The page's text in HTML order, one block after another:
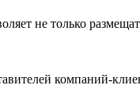
не только
компаний-